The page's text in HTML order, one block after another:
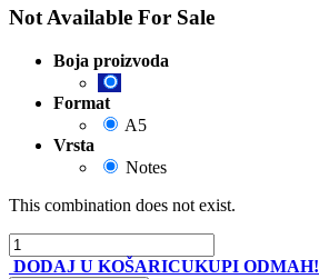
Not Available For Sale
Boja proizvoda
Format
A5
Vrsta
Notes
This combination does not exist.
DODAJ U KOŠARICUKUPI ODMAH!